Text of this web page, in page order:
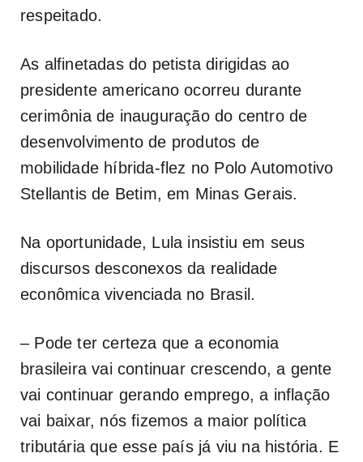
respeitado.
As alfinetadas do petista dirigidas ao
presidente americano ocorreu durante
cerimônia de inauguração do centro de
desenvolvimento de produtos de
mobilidade híbrida-flez no Polo Automotivo
Stellantis de Betim, em Minas Gerais.
Na oportunidade, Lula insistiu em seus
discursos desconexos da realidade
econômica vivenciada no Brasil.
– Pode ter certeza que a economia
brasileira vai continuar crescendo, a gente
vai continuar gerando emprego, a inflação
vai baixar, nós fizemos a maior política
tributária que esse país já viu na história. E